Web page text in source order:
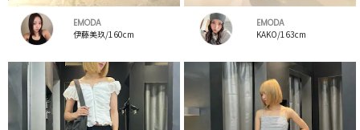
EMODA
伊藤美玖/160cm
EMODA
KAKO/163cm